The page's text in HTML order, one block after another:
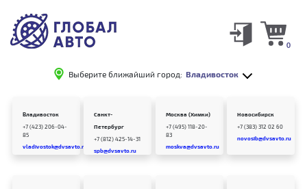
Выберите ближайший город: Владивосток
0
Владивосток
+7 (423) 206-04-
85
vladivostok@dvsavto.ru
Санкт-
Петербург
+7 (812) 425-14-31
spb@dvsavto.ru
Москва (Химки)
+7 (495) 118-20-
83
moskva@dvsavto.ru
Новосибирск
+7 (383) 312 02 60
novosib@dvsavto.ru